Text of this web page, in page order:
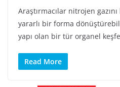
Araştırmacılar nitrojen
yararlı bir forma
yapı olan bir tür organel
Read More